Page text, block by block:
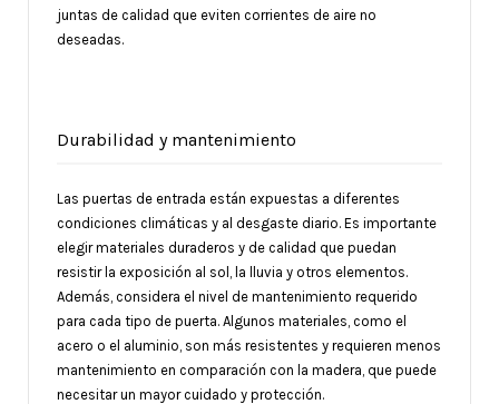
juntas de calidad que eviten corrientes de aire no
deseadas.
Durabilidad y mantenimiento
Las puertas de entrada están expuestas a diferentes
condiciones climáticas y al desgaste diario. Es importante
elegir materiales duraderos y de calidad que puedan
resistir la exposición al sol, la lluvia y otros elementos.
Además, considera el nivel de mantenimiento requerido
para cada tipo de puerta. Algunos materiales, como el
acero o el aluminio, son más resistentes y requieren menos
mantenimiento en comparación con la madera, que puede
necesitar un mayor cuidado y protección.